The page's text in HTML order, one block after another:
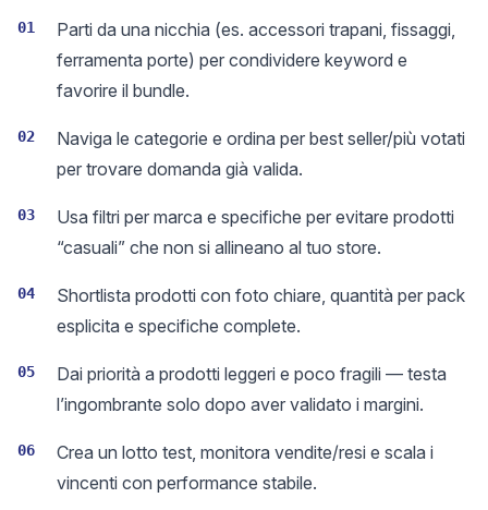
01
Parti da una nicchia (es. accessori trapani, fissaggi,
ferramenta porte) per condividere keyword e
favorire il bundle.
02
Naviga le categorie e ordina per best seller/più votati
per trovare domanda già valida.
03
Usa filtri per marca e specifiche per evitare prodotti
“casuali” che non si allineano al tuo store.
04
Shortlista prodotti con foto chiare, quantità per pack
esplicita e specifiche complete.
05
Dai priorità a prodotti leggeri e poco fragili — testa
l’ingombrante solo dopo aver validato i margini.
06
Crea un lotto test, monitora vendite/resi e scala i
vincenti con performance stabile.